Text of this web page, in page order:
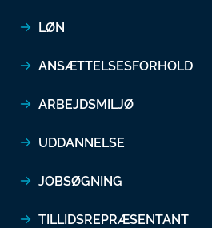
LØN
ANSÆTTELSESFORHOLD
ARBEJDSMILJØ
UDDANNELSE
JOBSØGNING
TILLIDSREPRÆSENTANT